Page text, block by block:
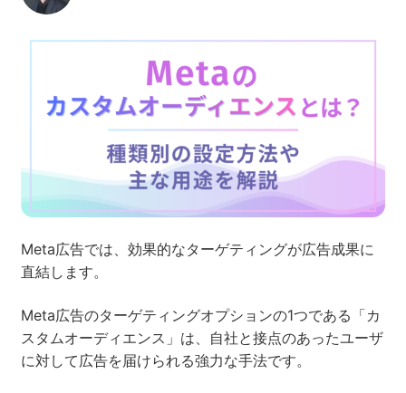
Webサイト構築
ネット市場調査データ
ホワイトペーパー
CRM KARTE
Google Cloud／BI
Meta広告では、効果的なターゲティングが広告成果に
直結します。
Meta広告のターゲティングオプションの1つである「カ
スタムオーディエンス」は、自社と接点のあったユーザ
に対して広告を届けられる強力な手法です。